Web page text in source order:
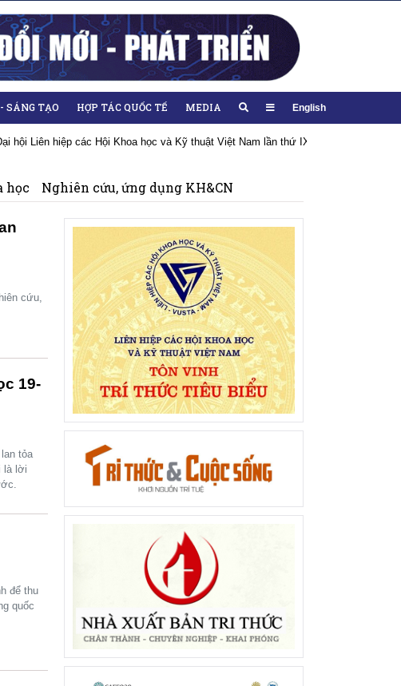
SÁNG TẠO HỢP TÁC QUỐC TẾ MEDIA English
hội Liên hiệp các Hội Khoa học và Kỹ thuật Việt Nam lần thứ IX, nhiệm kỳ 2026-
học Nghiên cứu, ứng dụng KH&CN
cứu,
19-
tỏa
là lời
để thu
quốc